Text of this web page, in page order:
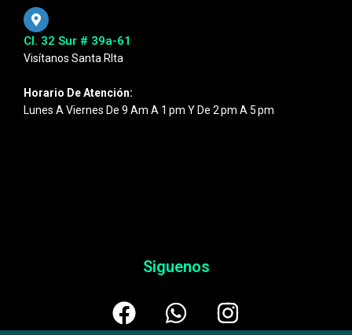
Cl. 32 Sur # 39a-61
Visítanos Santa RIta
Horario De Atención:
Lunes A Viernes De 9 Am A 1 Pm Y De 2 Pm A 5 Pm
Siguenos